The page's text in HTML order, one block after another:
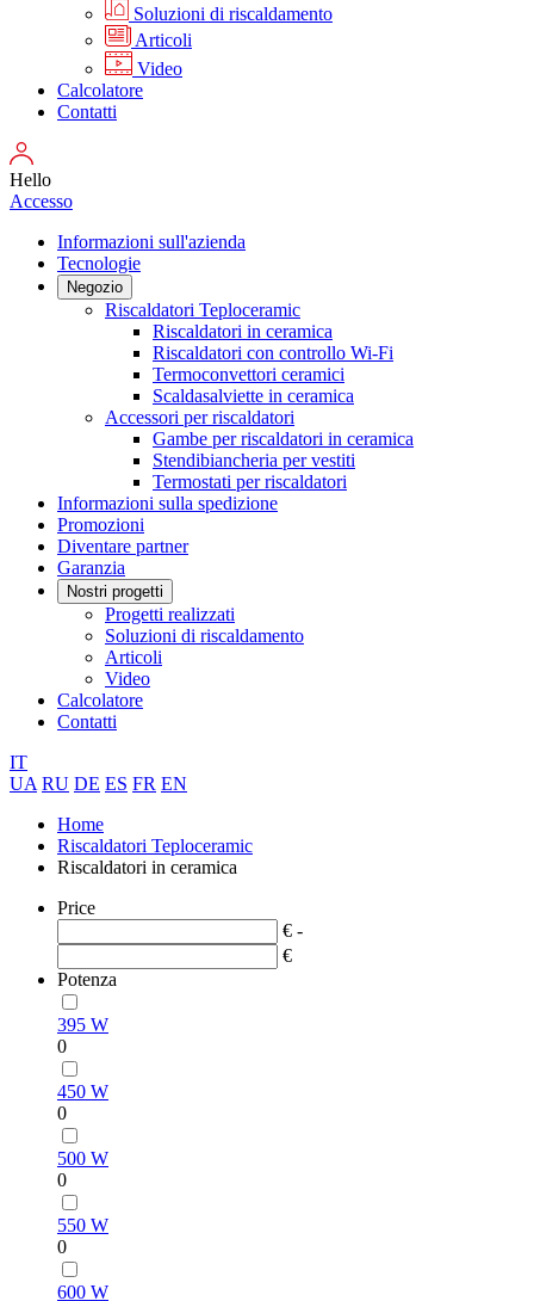
Soluzioni di riscaldamento
Articoli
Video
Calcolatore
Contatti
Hello
Accesso
Informazioni sull'azienda
Tecnologie
Negozio
Riscaldatori Teploceramic
Riscaldatori in ceramica
Riscaldatori con controllo Wi-Fi
Termoconvettori ceramici
Scaldasalviette in ceramica
Accessori per riscaldatori
Gambe per riscaldatori in ceramica
Stendibiancheria per vestiti
Termostati per riscaldatori
Informazioni sulla spedizione
Promozioni
Diventare partner
Garanzia
Nostri progetti
Progetti realizzati
Soluzioni di riscaldamento
Articoli
Video
Calcolatore
Contatti
IT
UA RU DE ES FR EN
Home
Riscaldatori Teploceramic
Riscaldatori in ceramica
Price
€ -
€
Potenza
395 W
0
450 W
0
500 W
0
550 W
0
600 W